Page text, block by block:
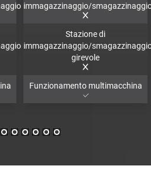
immagazzinaggio/
Stazione di
immagazzinaggio/
girevole
Funzionamento multimacchina